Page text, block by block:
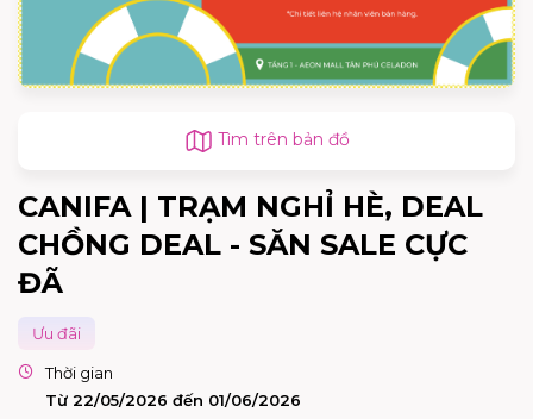
Tìm trên bản đồ
CANIFA | TRẠM NGHỈ HÈ, DEAL
CHỒNG DEAL - SĂN SALE CỰC
ĐÃ
Ưu đãi
Thời gian
Từ 22/05/2026 đến 01/06/2026